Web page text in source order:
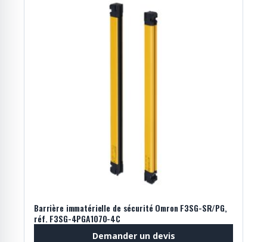
Barrière immatérielle de sécurité Omron F3SG-SR/PG,
réf. F3SG-4PGA1070-4C
Demander un devis